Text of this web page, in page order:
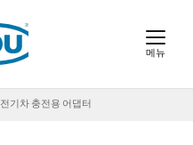
메뉴
전기차 충전용 어댑터